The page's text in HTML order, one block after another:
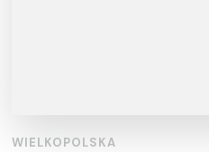
WIELKOPOLSKA